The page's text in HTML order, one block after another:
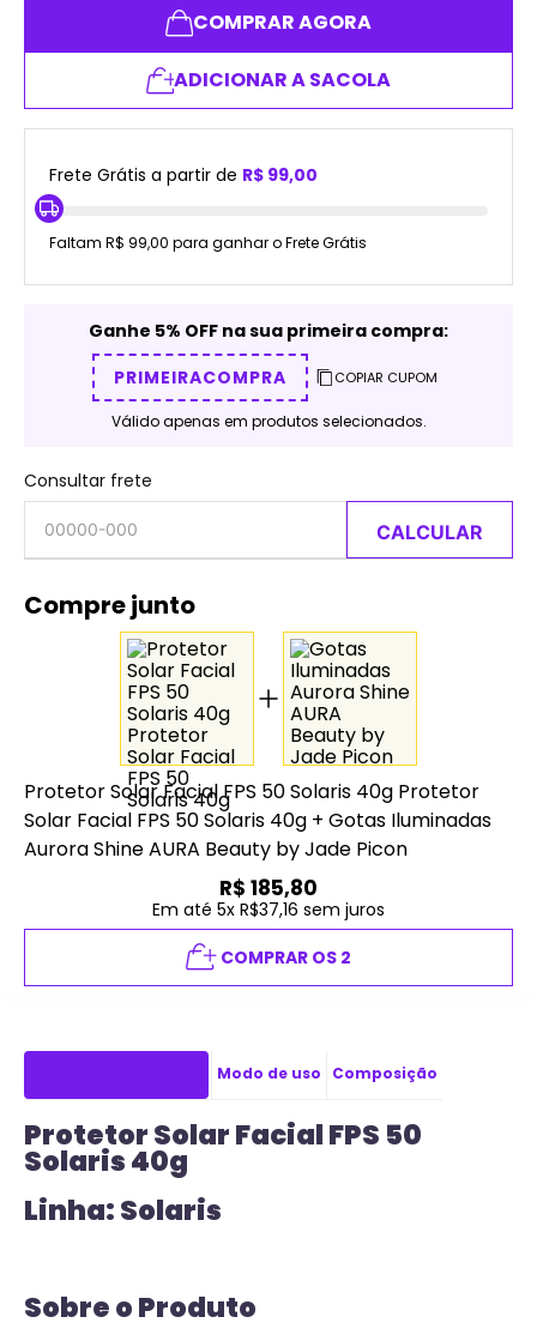
COMPRAR AGORA
ADICIONAR A SACOLA
Frete Grátis a partir de R$ 99,00
Faltam R$ 99,00 para ganhar o Frete Grátis
Ganhe 5% OFF na sua primeira compra:
PRIMEIRACOMPRA
COPIAR CUPOM
Válido apenas em produtos selecionados.
Consultar frete
CALCULAR
Compre junto
Protetor Solar Facial FPS 50 Solaris 40g Protetor
Solar Facial FPS 50 Solaris 40g + Gotas Iluminadas
Aurora Shine AURA Beauty by Jade Picon
R$ 185,80
Em até 5x R$37,16 sem juros
COMPRAR OS 2
Modo de uso Composição
Protetor Solar Facial FPS 50
Solaris 40g
Linha: Solaris
Sobre o Produto